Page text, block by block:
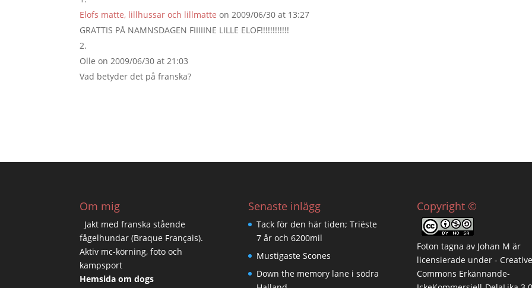
Elofs matte, lillhussar och lillmatte on 2009/06/30 at 13:27
GRATTIS PÅ NAMNSDAGEN FIIIIINE LILLE ELOF!!!!!!!!!!!!
Olle on 2009/06/30 at 21:03
Vad betyder det på franska?
Om mig
Jakt med franska stående
fågelhundar (Braque Français).
Aktiv mc-körning, foto och
kampsport
Hemsida om dogs
Senaste inlägg
Tack för den här tiden; Triëste
7 år och 6200mil
Mustigaste Scones
Down the memory lane i södra
Copyright ©
Foton tagna av Johan M är
licensierade under - Creative
Commons Erkännande-